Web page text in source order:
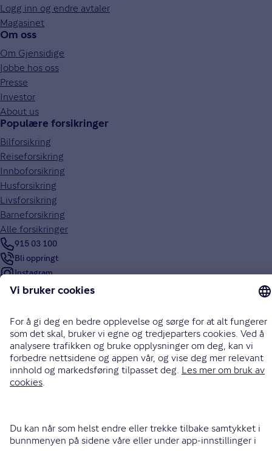
Logg inn og endre avtaler
Magasinet
Om oss
Om Gjensidige
Jobbe hos oss
Presse
Investor
About us
Populære forsikringer
Bilforsikring
Reiseforsikring
Innboforsikring
Husforsikring
Livsforsikring
Barneforsikring
Alle forsikringer
915 03 100
Bli oppringt
Instagram
LinkedIn
Endre cookieinnstillinger
Informasjonskapsler (cookies)
Personvern og sikkerhet
Vilkår for bruk av nettsidene
Tilgjengelighetserklæring
Opphavsrett © Gjensidige